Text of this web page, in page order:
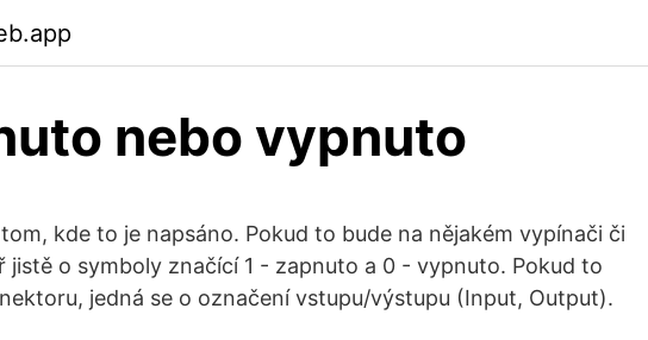
nebo vypnuto
kde to je napsáno. Pokud to bude na nějakém vypínači či
jistě o symboly značící 1 - zapnuto a 0 - vypnuto. Pokud to
jedná se o označení vstupu/výstupu (Input, Output).